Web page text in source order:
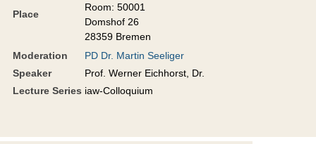
Place
Room: 50001
Domshof 26
28359 Bremen
Moderation
PD Dr. Martin Seeliger
Speaker
Prof. Werner Eichhorst, Dr.
Lecture Series iaw-Colloquium